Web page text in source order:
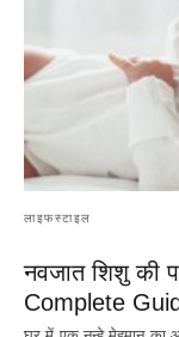
लाइफस्टाइल
नवजात शिशु की
Complete